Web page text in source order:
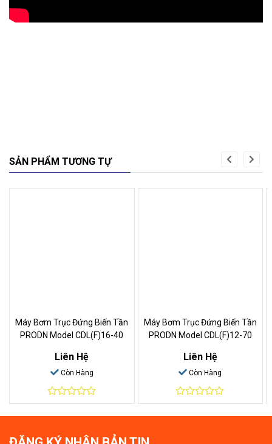
SẢN PHẨM TƯƠNG TỰ
Máy Bơm Trục Đứng Biến Tần
PRODN Model CDL(F)16-40
Liên Hệ
Còn Hàng
0
out
Máy Bơm Trục Đứng Biến Tần
PRODN Model CDL(F)12-70
Liên Hệ
Còn Hàng
0
out